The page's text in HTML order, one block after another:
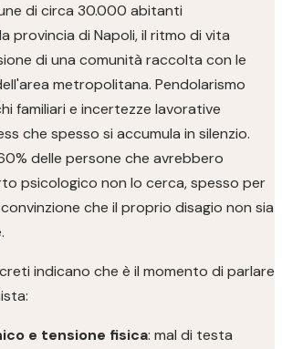
di circa 30.000 abitanti
provincia di Napoli, il ritmo di vita
di una comunità raccolta con le
metropolitana. Pendolarismo
familiari e incertezze lavorative
che spesso si accumula in silenzio.
delle persone che avrebbero
psicologico non lo cerca, spesso per
che il proprio disagio non sia
indicano che è il momento di parlare
e tensione fisica: mal di testa